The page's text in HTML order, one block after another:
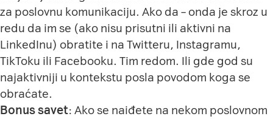
za poslovnu komunikaciju. Ako da – onda je skroz u
redu da im se (ako nisu prisutni ili aktivni na
LinkedInu) obratite i na Twitteru, Instagramu,
TikToku ili Facebooku. Tim redom. Ili gde god su
najaktivniji u kontekstu posla povodom koga se
obraćate.
Bonus savet: Ako se naiđete na nekom poslovnom